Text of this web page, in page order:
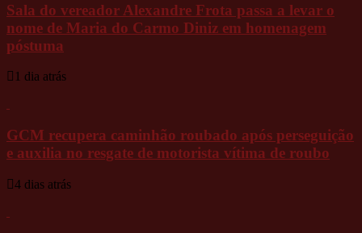
Sala do vereador Alexandre Frota passa a levar o
nome de Maria do Carmo Diniz em homenagem
póstuma
1 dia atrás
GCM recupera caminhão roubado após perseguição
e auxilia no resgate de motorista vítima de roubo
4 dias atrás